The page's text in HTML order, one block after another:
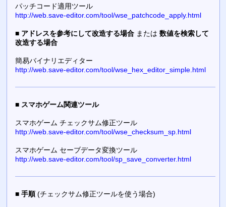
パッチコード適用ツール
http://web.save-editor.com/tool/wse_patchcode_apply.html
■ アドレスを参考にして改造する場合または 数値を検索して
改造する場合
簡易バイナリエディター
http://web.save-editor.com/tool/wse_hex_editor_simple.html
■ スマホゲーム関連ツール
スマホゲーム チェックサム修正ツール
http://web.save-editor.com/tool/wse_checksum_sp.html
スマホゲーム セーブデータ変換ツール
http://web.save-editor.com/tool/sp_save_converter.html
■ 手順(チェックサム修正ツールを使う場合)